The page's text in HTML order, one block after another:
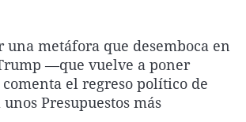
metáfora que desemboca en
—que vuelve a poner
el regreso político de
Presupuestos más